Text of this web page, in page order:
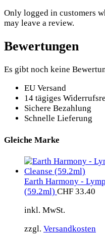
Only logged in customers
may leave a review.
Bewertungen
Es gibt noch keine
EU Versand
14 tägiges
Sichere Bezahlung
Schnelle Lieferung
Gleiche Marke
Earth Harmony -
(59.2ml) CHF 33.40
inkl. MwSt.
zzgl. Versandkosten